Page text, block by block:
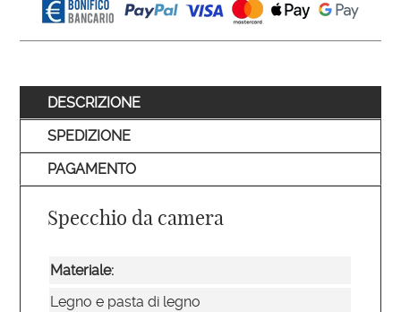
DESCRIZIONE
SPEDIZIONE
PAGAMENTO
Specchio da camera
Materiale:
Legno e pasta di legno